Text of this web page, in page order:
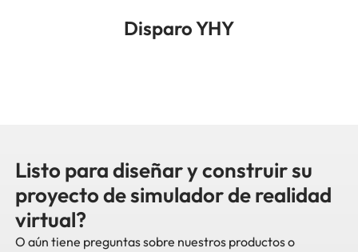
Disparo YHY
Listo para diseñar y construir su
proyecto de simulador de realidad
virtual?
O aún tiene preguntas sobre nuestros productos o